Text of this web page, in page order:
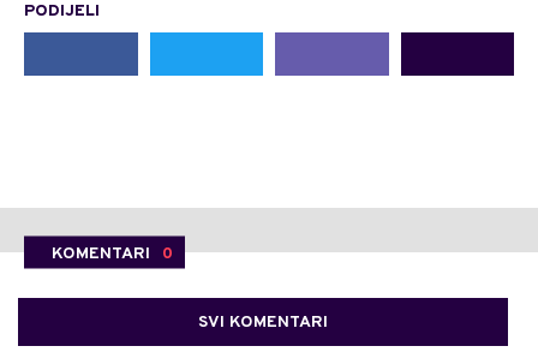
PODIJELI
KOMENTARI 0
SVI KOMENTARI